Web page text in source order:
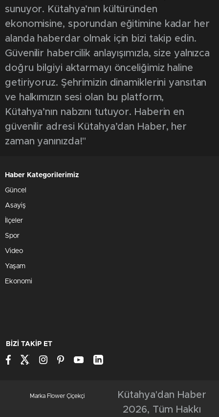
sunuyor. Kütahya’nın kültüründen
ekonomisine, sporundan eğitimine kadar her
alanda haberdar olmak için bizi takip edin.
Güvenilir habercilik anlayışımızla, size yalnızca
doğru bilgiyi aktarmayı önceliğimiz haline
getiriyoruz. Şehrimizin dinamiklerini yansıtan
ve halkımızın sesi olan bu platform,
Kütahya’nın nabzını tutuyor. Haberin en
güvenilir adresi Kütahya’dan Haber, her
zaman yanınızda!"
Haber Kategorilerimiz
Güncel
Asayiş
İlçeler
Spor
Video
Yaşam
Ekonomi
BİZİ TAKİP ET
Marka Flower Çiçekçi
Kütahya'dan Haber
2026, Tüm Hakkı